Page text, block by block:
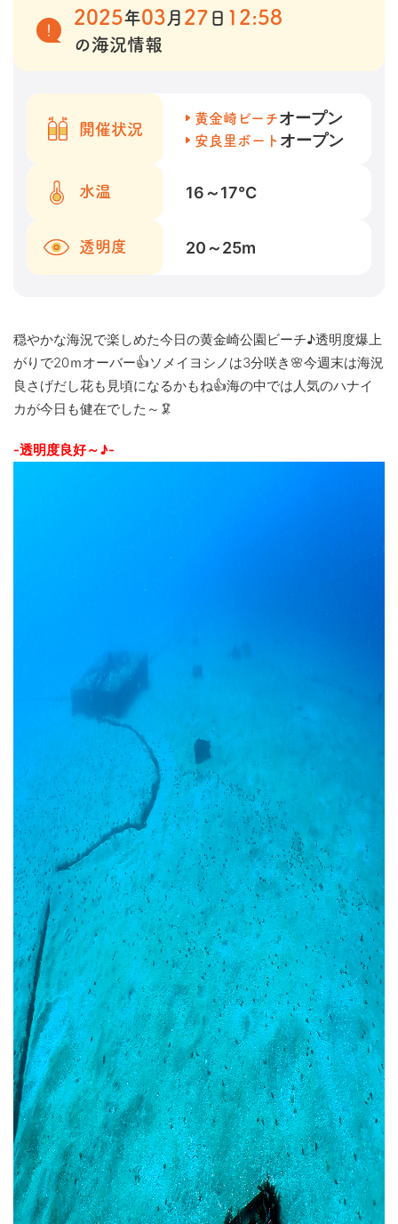
2025年03 月 27 日 12:58
の海況情報
開催状況
黄金崎ビーチオープン
安良里ボート オープン
水温 16～17℃
透明度 20～25m
穏やかな海況で楽しめた今日の黄金崎公園ビーチ♪透明度爆上
がりで20ｍオーバー👍ソメイヨシノは3分咲き🌸今週末は海況
良さげだし花も見頃になるかもね👍海の中では人気のハナイ
カが今日も健在でした～🦑
-透明度良好～♪-